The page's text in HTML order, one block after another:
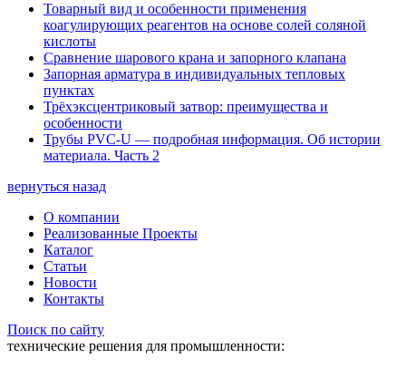
Товарный вид и особенности применения
коагулирующих реагентов на основе солей соляной
кислоты
Сравнение шарового крана и запорного клапана
Запорная арматура в индивидуальных тепловых
пунктах
Трёхэксцентриковый затвор: преимущества и
особенности
Трубы PVC-U — подробная информация. Об истории
материала. Часть 2
вернуться назад
О компании
Реализованные Проекты
Каталог
Статьи
Новости
Контакты
Поиск по сайту
технические решения для промышленности: